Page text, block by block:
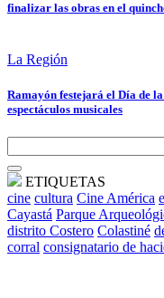
finalizar las obras en el
La Región
Ramayón festejará el Día de
espectáculos musicales
ETIQUETAS
cine cultura Cine América
Cayastá Parque
distrito Costero Colastiné
corral consignatario de